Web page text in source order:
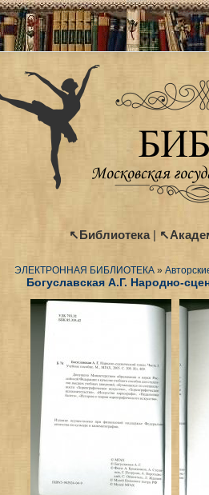
↖Библиотека
ЭЛЕКТРОННАЯ БИБЛИОТЕКА »
Богуславская А.Г. Народно-